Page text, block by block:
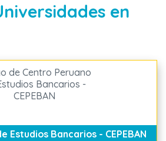
en
Estudios Bancarios - CEPEBAN